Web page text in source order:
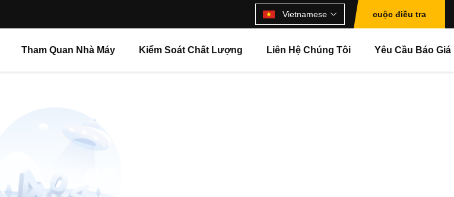
Vietnamese cuộc điều tra
Tham Quan Nhà Máy Kiểm Soát Chất Lượng Liên Hệ Chúng Tôi Yêu Cầu Báo Giá